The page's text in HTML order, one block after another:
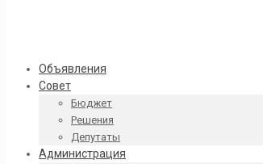
Объявления
Совет
Бюджет
Решения
Депутаты
Администрация